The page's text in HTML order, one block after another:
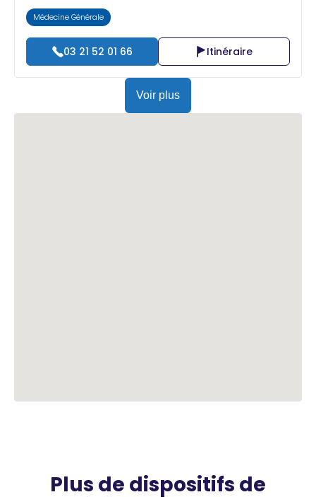
Médecine Générale
03 21 52 01 66 Itinéraire
Voir plus
Plus de dispositifs de